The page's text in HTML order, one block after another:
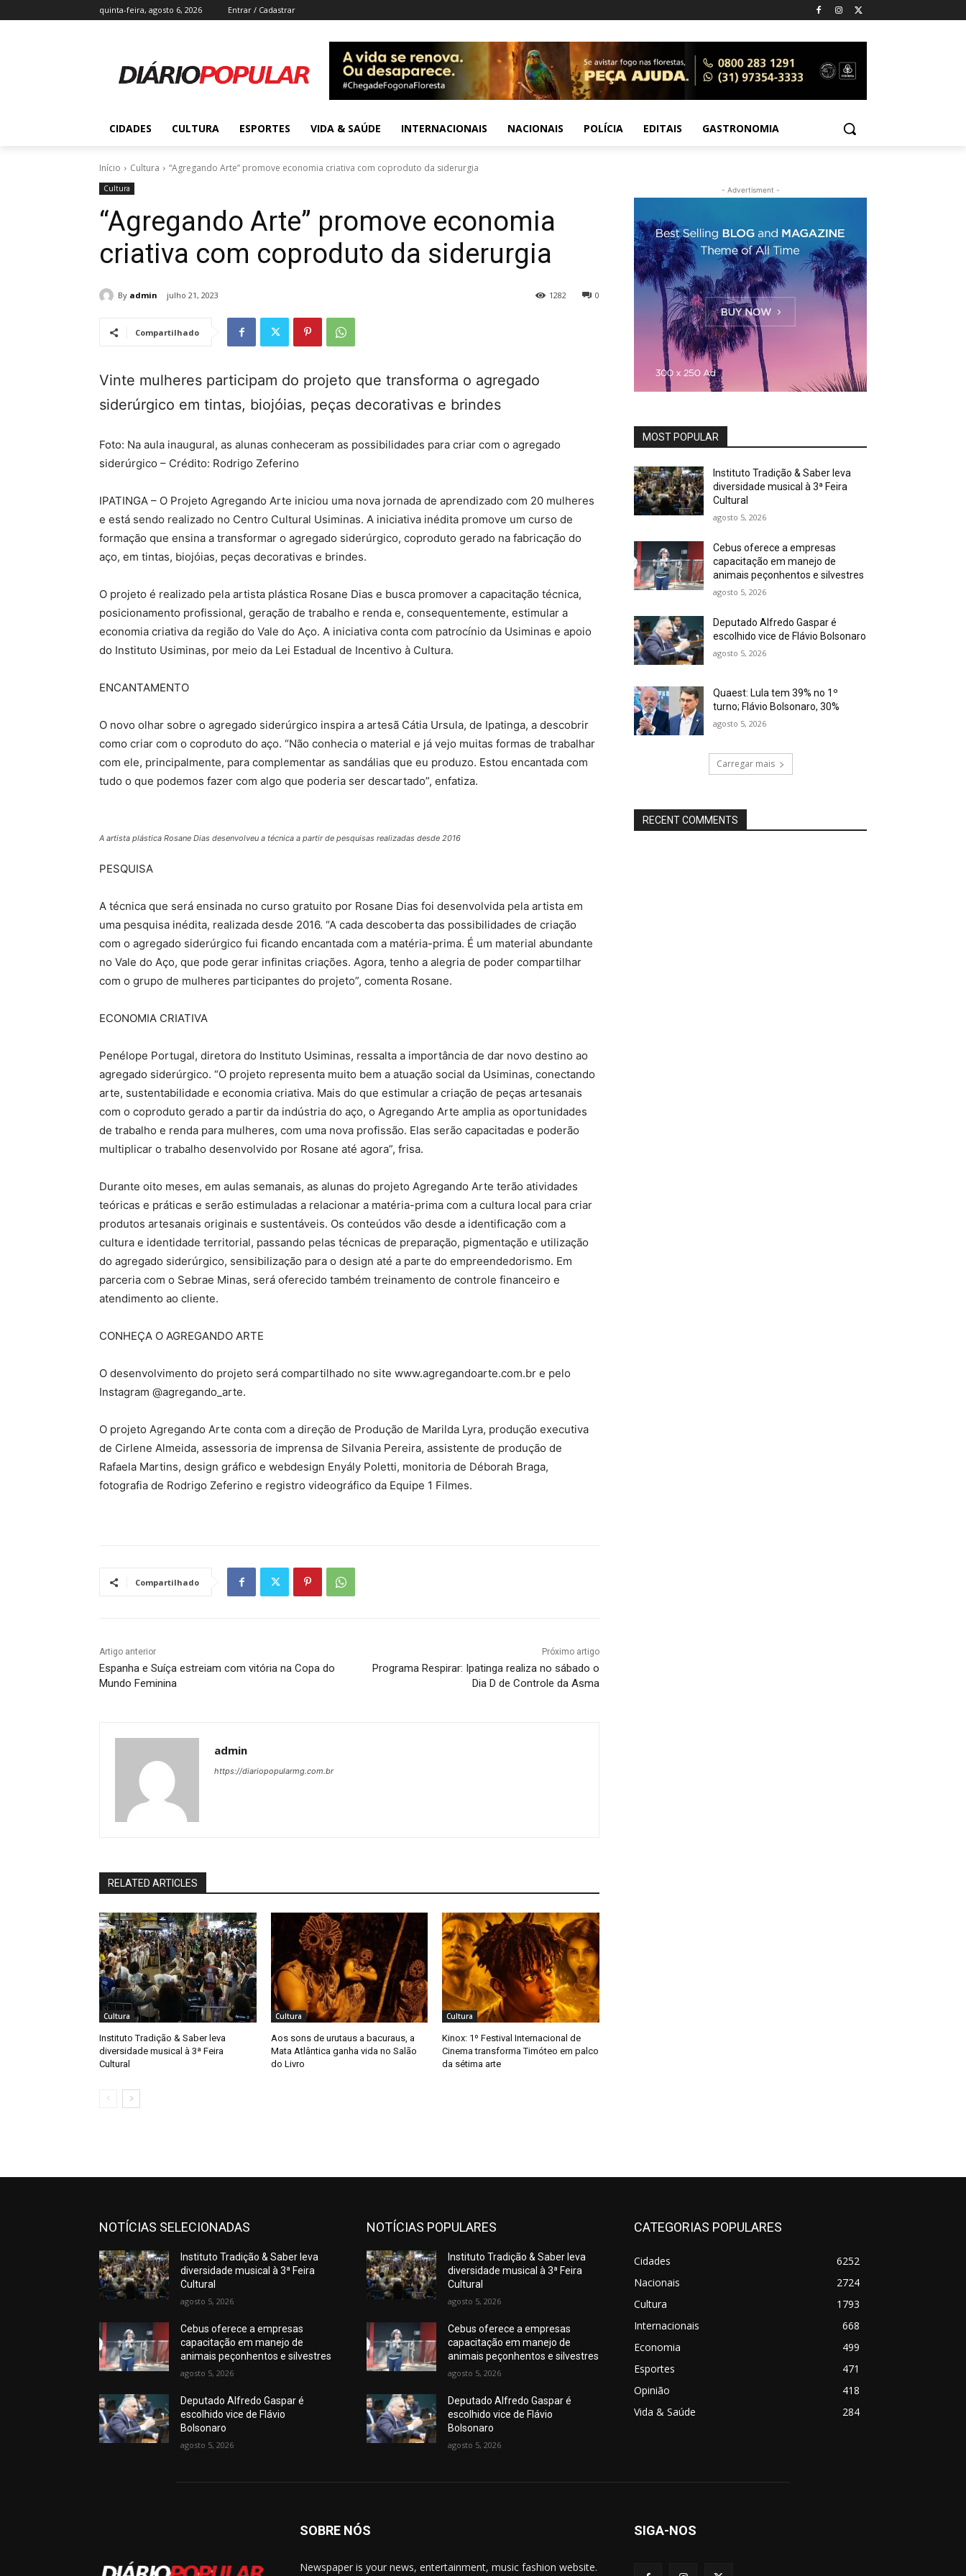
quinta-feira, agosto 6, 2026 Entrar / Cadastrar
CIDADES CULTURA ESPORTES VIDA & SAÚDE INTERNACIONAIS NACIONAIS POLÍCIA EDITAIS GASTRONOMIA
Início Cultura “Agregando Arte” promove economia criativa com coproduto da siderurgia
Cultura
“Agregando Arte” promove economia
criativa com coproduto da siderurgia
By admin julho 21, 2023 0
1282
Compartilhado
Vinte mulheres participam do projeto que transforma o agregado
siderúrgico em tintas, biojóias, peças decorativas e brindes
Foto: Na aula inaugural, as alunas conheceram as possibilidades para criar com o agregado
siderúrgico – Crédito: Rodrigo Zeferino
IPATINGA – O Projeto Agregando Arte iniciou uma nova jornada de aprendizado com 20 mulheres
e está sendo realizado no Centro Cultural Usiminas. A iniciativa inédita promove um curso de
formação que ensina a transformar o agregado siderúrgico, coproduto gerado na fabricação do
aço, em tintas, biojóias, peças decorativas e brindes.
O projeto é realizado pela artista plástica Rosane Dias e busca promover a capacitação técnica,
posicionamento profissional, geração de trabalho e renda e, consequentemente, estimular a
economia criativa da região do Vale do Aço. A iniciativa conta com patrocínio da Usiminas e apoio
do Instituto Usiminas, por meio da Lei Estadual de Incentivo à Cultura.
ENCANTAMENTO
O novo olhar sobre o agregado siderúrgico inspira a artesã Cátia Ursula, de Ipatinga, a descobrir
como criar com o coproduto do aço. “Não conhecia o material e já vejo muitas formas de trabalhar
com ele, principalmente, para complementar as sandálias que eu produzo. Estou encantada com
tudo o que podemos fazer com algo que poderia ser descartado”, enfatiza.
A artista plástica Rosane Dias desenvolveu a técnica a partir de pesquisas realizadas desde 2016
PESQUISA
A técnica que será ensinada no curso gratuito por Rosane Dias foi desenvolvida pela artista em
uma pesquisa inédita, realizada desde 2016. “A cada descoberta das possibilidades de criação
com o agregado siderúrgico fui ficando encantada com a matéria-prima. É um material abundante
no Vale do Aço, que pode gerar infinitas criações. Agora, tenho a alegria de poder compartilhar
com o grupo de mulheres participantes do projeto”, comenta Rosane.
ECONOMIA CRIATIVA
Penélope Portugal, diretora do Instituto Usiminas, ressalta a importância de dar novo destino ao
agregado siderúrgico. “O projeto representa muito bem a atuação social da Usiminas, conectando
arte, sustentabilidade e economia criativa. Mais do que estimular a criação de peças artesanais
com o coproduto gerado a partir da indústria do aço, o Agregando Arte amplia as oportunidades
de trabalho e renda para mulheres, com uma nova profissão. Elas serão capacitadas e poderão
multiplicar o trabalho desenvolvido por Rosane até agora”, frisa.
Durante oito meses, em aulas semanais, as alunas do projeto Agregando Arte terão atividades
teóricas e práticas e serão estimuladas a relacionar a matéria-prima com a cultura local para criar
produtos artesanais originais e sustentáveis. Os conteúdos vão desde a identificação com a
cultura e identidade territorial, passando pelas técnicas de preparação, pigmentação e utilização
do agregado siderúrgico, sensibilização para o design até a parte do empreendedorismo. Em
parceria com o Sebrae Minas, será oferecido também treinamento de controle financeiro e
atendimento ao cliente.
CONHEÇA O AGREGANDO ARTE
O desenvolvimento do projeto será compartilhado no site www.agregandoarte.com.br e pelo
Instagram @agregando_arte.
O projeto Agregando Arte conta com a direção de Produção de Marilda Lyra, produção executiva
de Cirlene Almeida, assessoria de imprensa de Silvania Pereira, assistente de produção de
Rafaela Martins, design gráfico e webdesign Enyály Poletti, monitoria de Déborah Braga,
fotografia de Rodrigo Zeferino e registro videográfico da Equipe 1 Filmes.
Compartilhado
Artigo anterior
Espanha e Suíça estreiam com vitória na Copa do
Mundo Feminina
Próximo artigo
Programa Respirar: Ipatinga realiza no sábado o
Dia D de Controle da Asma
admin
https://diariopopularmg.com.br
RELATED ARTICLES
Cultura
Instituto Tradição & Saber leva
diversidade musical à 3ª Feira
Cultural
Cultura
Aos sons de urutaus a bacuraus, a
Mata Atlântica ganha vida no Salão
do Livro
Cultura
Kinox: 1º Festival Internacional de
Cinema transforma Timóteo em palco
da sétima arte
- Advertisment -
MOST POPULAR
Instituto Tradição & Saber leva
diversidade musical à 3ª Feira
Cultural
agosto 5, 2026
Cebus oferece a empresas
capacitação em manejo de
animais peçonhentos e silvestres
agosto 5, 2026
Deputado Alfredo Gaspar é
escolhido vice de Flávio Bolsonaro
agosto 5, 2026
Quaest: Lula tem 39% no 1º
turno; Flávio Bolsonaro, 30%
agosto 5, 2026
Carregar mais
RECENT COMMENTS
NOTÍCIAS SELECIONADAS
Instituto Tradição & Saber leva
diversidade musical à 3ª Feira
Cultural
agosto 5, 2026
Cebus oferece a empresas
capacitação em manejo de
animais peçonhentos e silvestres
agosto 5, 2026
Deputado Alfredo Gaspar é
escolhido vice de Flávio
Bolsonaro
agosto 5, 2026
NOTÍCIAS POPULARES
Instituto Tradição & Saber leva
diversidade musical à 3ª Feira
Cultural
agosto 5, 2026
Cebus oferece a empresas
capacitação em manejo de
animais peçonhentos e silvestres
agosto 5, 2026
Deputado Alfredo Gaspar é
escolhido vice de Flávio
Bolsonaro
agosto 5, 2026
CATEGORIAS POPULARES
Cidades
6252
Nacionais
2724
Cultura
1793
Internacionais
668
Economia
499
Esportes
471
Opinião
418
Vida & Saúde
284
SOBRE NÓS
Newspaper is your news, entertainment, music fashion website.
SIGA-NOS